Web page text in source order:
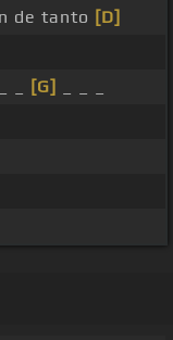
de tanto [D]
[G]